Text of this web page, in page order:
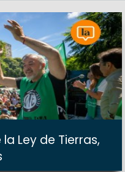
Ley de Tierras,